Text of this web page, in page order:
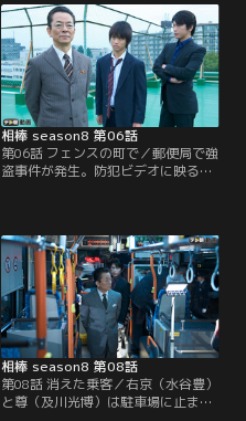
を抱く。
相棒 season8 第06話
第06話 フェンスの町で／郵便局で強
盗事件が発生。防犯ビデオに映る犯
行説が浮上する。尊（及川光博）は
「プロの犯罪者による犯行」という
が、右京（水谷豊）は防犯ビデオか
ら犯人がプロにあるまじきミスを犯
していることを指摘。
相棒 season8 第08話
第08話 消えた乗客／右京（水谷豊）
と尊（及川光博）は駐車場に止まっ